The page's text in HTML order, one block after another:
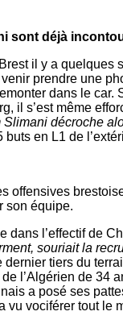
sont déjà
il y a
prendre une
dans le
il s’est même
décroche
en L1 de
offensives
son équipe.
dans l’effectif de
souriait la
tiers du
l’Algérien de 34
a posé ses
vociférer tout